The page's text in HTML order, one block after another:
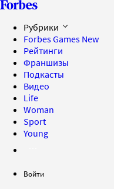
Рубрики
Forbes Games New
Рейтинги
Франшизы
Подкасты
Видео
Life
Woman
Sport
Young
Войти